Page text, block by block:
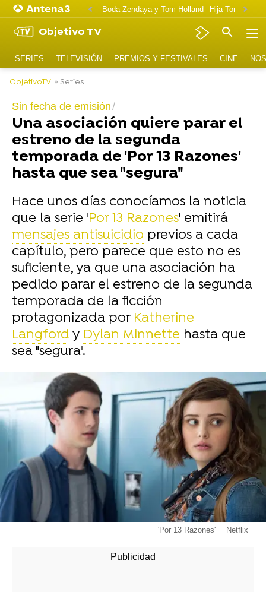
Boda Zendaya y Tom Holland Hija Tom
Objetivo TV
SERIES TELEVISIÓN PREMIOS Y FESTIVALES CINE
ObjetivoTV » Series
Sin fecha de emisión
Una asociación quiere parar el
estreno de la segunda
temporada de 'Por 13 Razones'
hasta que sea "segura"
Hace unos días conocíamos la noticia
que la serie 'Por 13 Razones' emitirá
mensajes antisuicidio previos a cada
capítulo, pero parece que esto no es
suficiente, ya que una asociación ha
pedido parar el estreno de la segunda
temporada de la ficción
protagonizada por Katherine
Langford y Dylan Minnette hasta que
sea "segura".
'Por 13 Razones' Netflix